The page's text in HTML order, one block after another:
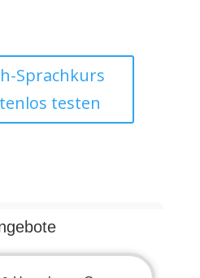
Sprachkurs
testen